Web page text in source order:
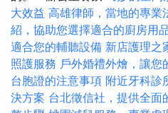
大效益 高雄律師，當地的專業
紹，協助您選擇適合的廚房用
適合您的輔聽設備 新店護理之
照護服務 戶外婚禮外燴，讓您
台胞證的注意事項 附近牙科診
決方案 台北徵信社，提供全面